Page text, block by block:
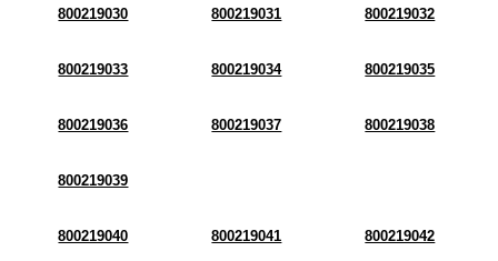
800219030 800219031 800219032
800219033 800219034 800219035
800219036 800219037 800219038
800219039
800219040 800219041 800219042